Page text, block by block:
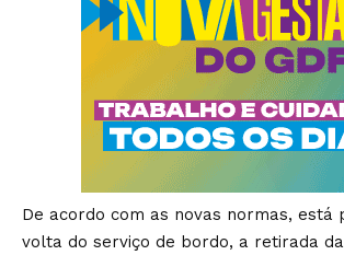
De acordo com as novas normas, está
volta do serviço de bordo, a retirada